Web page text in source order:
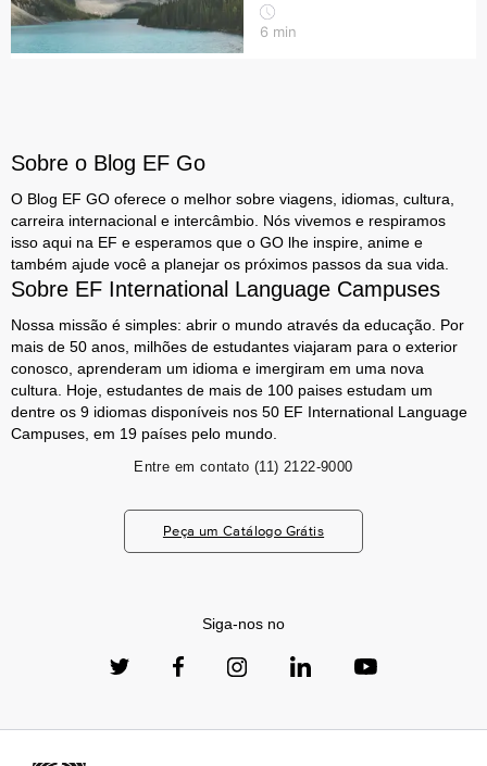
6 min
Sobre o Blog EF Go
O Blog EF GO oferece o melhor sobre viagens, idiomas, cultura,
carreira internacional e intercâmbio. Nós vivemos e respiramos
isso aqui na EF e esperamos que o GO lhe inspire, anime e
também ajude você a planejar os próximos passos da sua vida.
Sobre EF International Language Campuses
Nossa missão é simples: abrir o mundo através da educação. Por
mais de 50 anos, milhões de estudantes viajaram para o exterior
conosco, aprenderam um idioma e imergiram em uma nova
cultura. Hoje, estudantes de mais de 100 paises estudam um
dentre os 9 idiomas disponíveis nos 50 EF International Language
Campuses, em 19 países pelo mundo.
Entre em contato (11) 2122-9000
Peça um Catálogo Grátis
Siga-nos no